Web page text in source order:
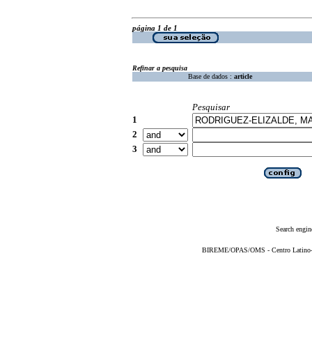
página 1 de 1
Refinar a pesquisa
Base de dados : article
Pesquisar
1
2
3
Search
BIREME/OPAS/OMS - Centro Latino-